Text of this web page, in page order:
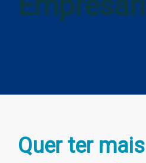
Quer ter